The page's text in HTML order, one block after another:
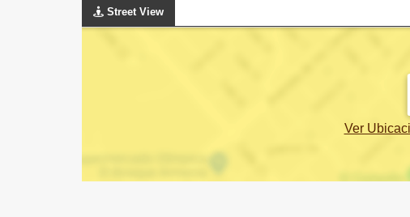
Street View
Ver